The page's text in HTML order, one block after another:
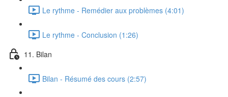
Le rythme - Remédier aux problèmes (4:01)
Le rythme - Conclusion (1:26)
11. Bilan
Bilan - Résumé des cours (2:57)